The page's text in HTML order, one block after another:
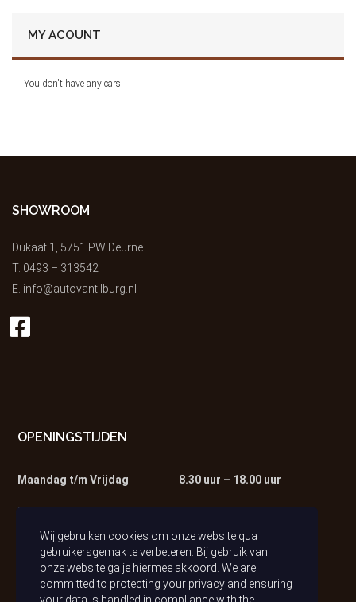
MY ACOUNT
You don't have any cars
SHOWROOM
Dukaat 1, 5751 PW Deurne
T. 0493 – 313542
E. info@autovantilburg.nl
OPENINGSTIJDEN
Maandag t/m Vrijdag 8.30 uur – 18.00 uur
Zaterdag – Showroom 9.00 uur – 14.00 uur
Zaterdag – Werkplaats 9.00 uur – 13.00 uur
Wij gebruiken cookies om onze website qua
gebruikersgemak te verbeteren. Bij gebruik van
onze website ga je hiermee akkoord. We are
committed to protecting your privacy and ensuring